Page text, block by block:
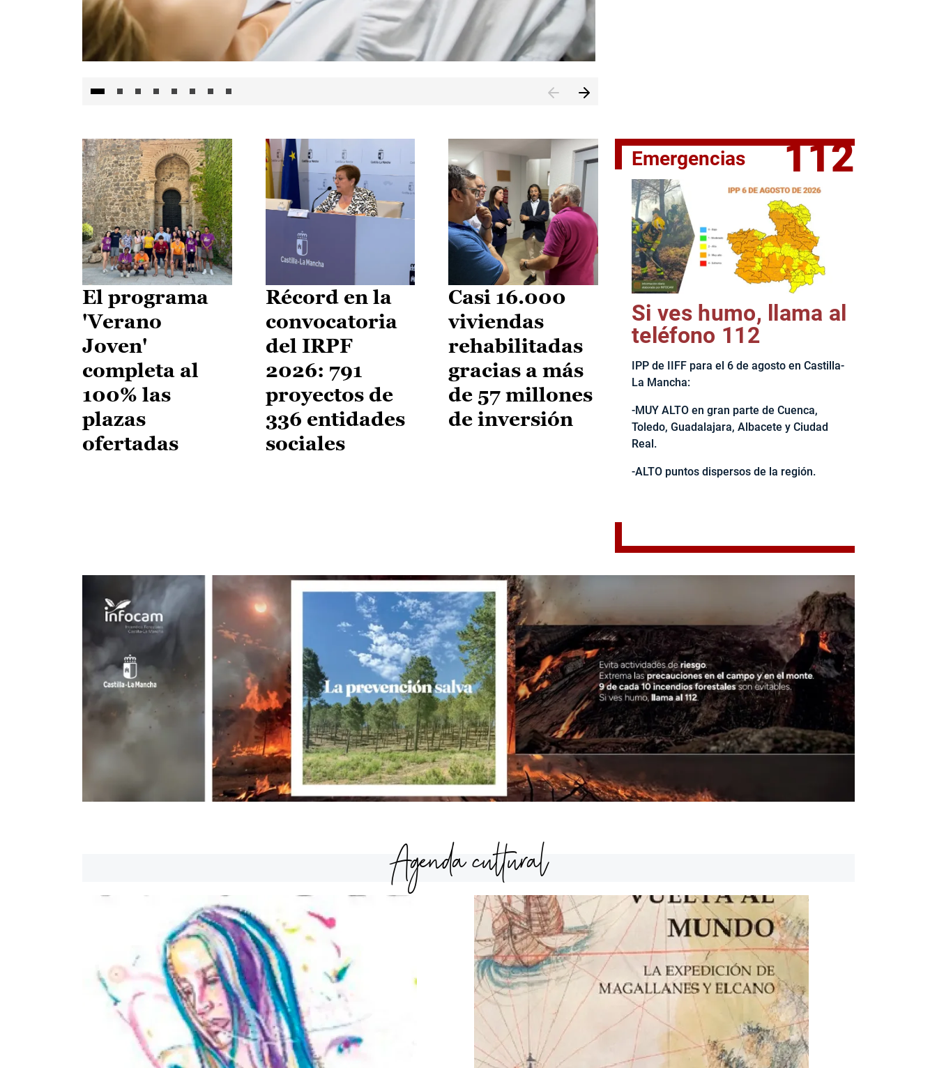
El jefe del Ejecutivo castellanomanchego, Emiliano García-
El programa
'Verano
Joven'
completa al
100% las
plazas
ofertadas
Récord en la
convocatoria
del IRPF
2026: 791
proyectos de
336 entidades
sociales
Casi 16.000
viviendas
rehabilitadas
gracias a más
de 57 millones
de inversión
Emergencias 112
Si ves humo, llama al
teléfono 112
IPP de IIFF para el 6 de agosto en Castilla-
La Mancha:
-MUY ALTO en gran parte de Cuenca,
Toledo, Guadalajara, Albacete y Ciudad
Real.
-ALTO puntos dispersos de la región.
Agenda cultural